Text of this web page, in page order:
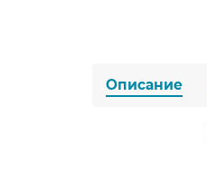
Описание